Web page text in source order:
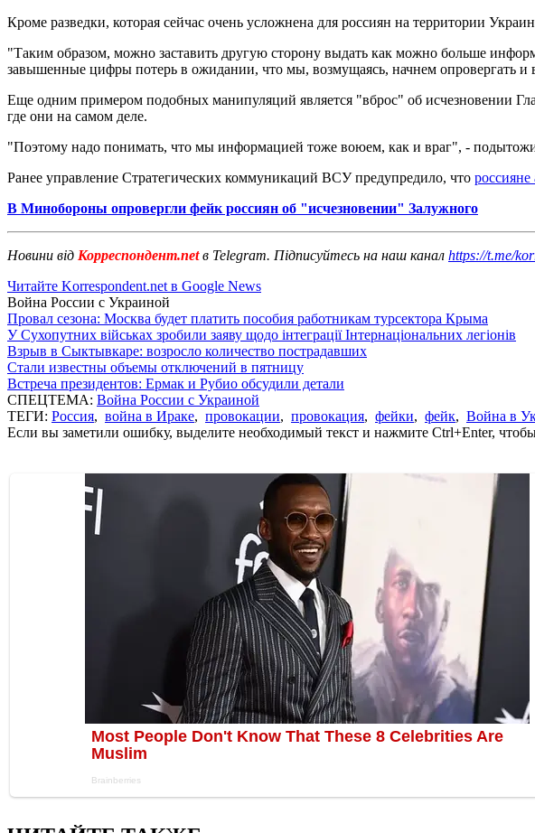
Кроме разведки, которая сейчас очень усложнена для россиян на территории
"Таким образом, можно заставить другую сторону выдать как можно больше
завышенные цифры потерь в ожидании, что мы, возмущаясь, начнем опровергать
Еще одним примером подобных манипуляций является "вброс" об исчезновении
где они на самом деле.
"Поэтому надо понимать, что мы информацией тоже воюем, как и враг", -
Ранее управление Стратегических коммуникаций ВСУ предупредило, что россияне
В Минобороны опровергли фейк россиян об "исчезновении" Залужного
Новини від Корреспондент.netв Telegram. Підписуйтесь на наш канал https://t.me/
Читайте Korrespondent.net в Google News
Война России с Украиной
Провал сезона: Москва будет платить пособия работникам турсектора Крыма
У Сухопутних військах зробили заяву щодо інтеграції Інтернаціональних легіонів
Взрыв в Сыктывкаре: возросло количество пострадавших
Стали известны объемы отключений в пятницу
Встреча президентов: Ермак и Рубио обсудили детали
СПЕЦТЕМА: Война России с Украиной
ТЕГИ: Россия, война в Ираке, провокации, провокация, фейки, фейк, Война в
Если вы заметили ошибку, выделите необходимый текст и нажмите Ctrl+Enter,